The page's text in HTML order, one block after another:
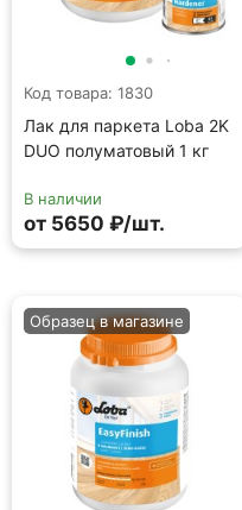
Код товара: 1830
Лак для паркета Loba 2K
DUO полуматовый 1 кг
В наличии
от 5650 ₽/шт.
Образец в магазине